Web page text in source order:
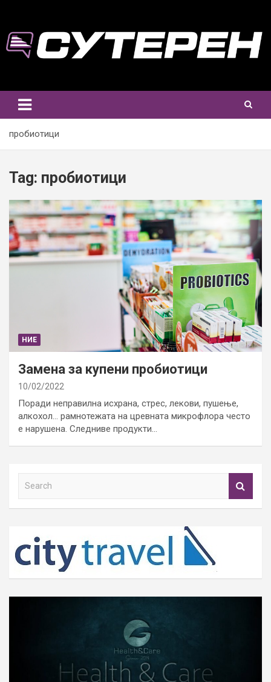
content
пробиотици
Tag: пробиотици
НИЕ
Замена за купени пробиотици
10/02/2022
Поради неправилна исхрана, стрес, лекови, пушење,
алкохол… рамнотежата на цревната микрофлора често
е нарушена. Следниве продукти…
h